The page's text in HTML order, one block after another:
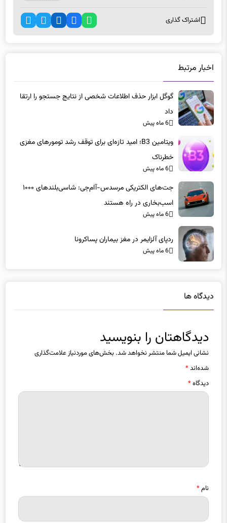
اشتراک گذاری
اخبار مرتبط
گوگل ابزار حذف اطلاعات شخصی از نتایج جستجو را ارتقا
داد
6 ماه پیش
ویتامین B3؛ امید تازه‌ای برای توقف رشد تومورهای مغزی
خطرناک
6 ماه پیش
جت‌های الکتریکی مرسدس-آام‌جی: شاسی‌بلندهای ۱۰۰۰
اسب‌بخاری در راه هستند
6 ماه پیش
ردپای آلزایمر در مغز بیماران پساکرونا
6 ماه پیش
دیدگاه ها
دیدگاهتان را بنویسید
نشانی ایمیل شما منتشر نخواهد شد. بخش‌های موردنیاز علامت‌گذاری
شده‌اند*
دیدگاه*
نام*